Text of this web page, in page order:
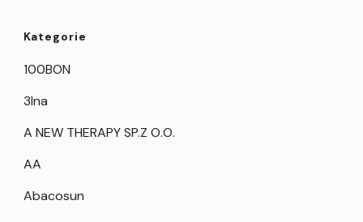
Kategorie
100BON
3Ina
A NEW THERAPY SP.Z O.O.
AA
Abacosun